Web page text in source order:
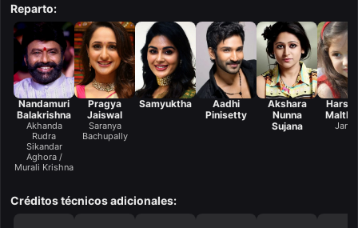
Reparto:
Nandamuri
Balakrishna
Akhanda
Rudra
Sikandar
Aghora /
Murali Krishna
Pragya
Jaiswal
Saranya
Bachupally
Samyuktha
Aadhi
Pinisetty
Akshara
Nunna
Sujana
Créditos técnicos adicionales: